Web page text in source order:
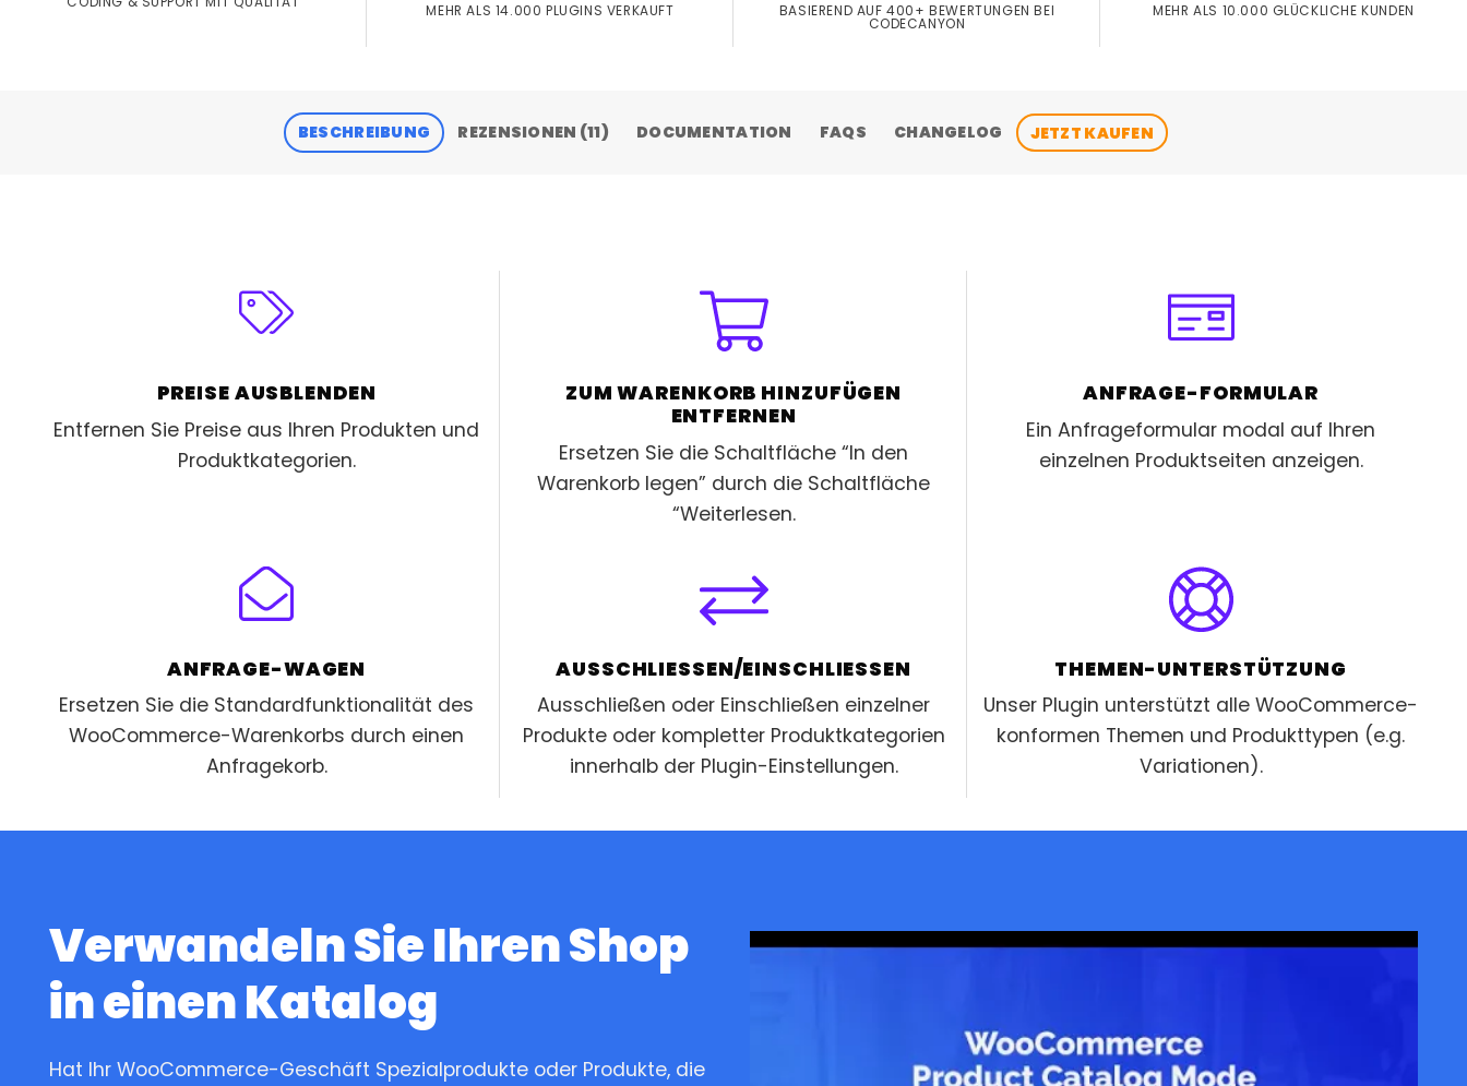
MEHR ALS 14.000 PLUGINS VERKAUFT BASIEREND AUF 400+ BEWERTUNGEN BEI
CODECANYON
MEHR ALS 10.000 GLÜCKLICHE KUNDEN
BESCHREIBUNG REZENSIONEN (11) DOCUMENTATION FAQS CHANGELOG JETZT KAUFEN
PREISE AUSBLENDEN
Entfernen Sie Preise aus Ihren Produkten und
Produktkategorien.
ZUM WARENKORB HINZUFÜGEN
ENTFERNEN
Ersetzen Sie die Schaltfläche “In den
Warenkorb legen” durch die Schaltfläche
“Weiterlesen.
ANFRAGE-FORMULAR
Ein Anfrageformular modal auf Ihren
einzelnen Produktseiten anzeigen.
ANFRAGE-WAGEN
Ersetzen Sie die Standardfunktionalität des
WooCommerce-Warenkorbs durch einen
Anfragekorb.
AUSSCHLIESSEN/EINSCHLIESSEN
Ausschließen oder Einschließen einzelner
Produkte oder kompletter Produktkategorien
innerhalb der Plugin-Einstellungen.
THEMEN-UNTERSTÜTZUNG
Unser Plugin unterstützt alle WooCommerce-
konformen Themen und Produkttypen (e.g.
Variationen).
Verwandeln Sie Ihren Shop
in einen Katalog
Hat Ihr WooCommerce-Geschäft Spezialprodukte oder Produkte, die